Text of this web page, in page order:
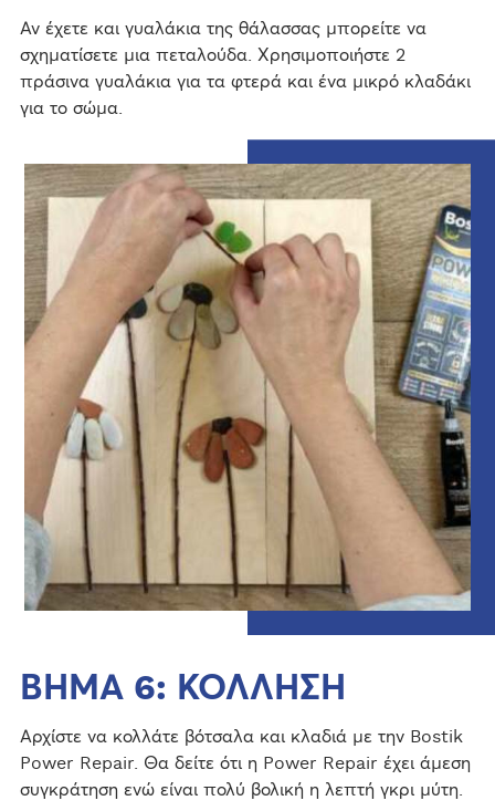
Αν έχετε και γυαλάκια της θάλασσας μπορείτε να
σχηματίσετε μια πεταλούδα. Χρησιμοποιήστε 2
πράσινα γυαλάκια για τα φτερά και ένα μικρό κλαδάκι
για το σώμα.
ΒΗΜΑ 6: ΚΟΛΛΗΣΗ
Αρχίστε να κολλάτε βότσαλα και κλαδιά με την Bostik
Power Repair. Θα δείτε ότι η Power Repair έχει άμεση
συγκράτηση ενώ είναι πολύ βολική η λεπτή γκρι μύτη.